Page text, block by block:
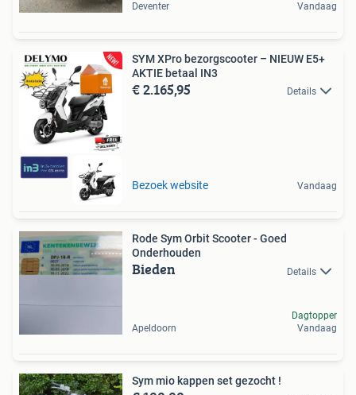
Deventer Vandaag
SYM XPro bezorgscooter – NIEUW E5+
AKTIE betaal IN3
€ 2.165,95 Details
Bezoek website Vandaag
Rode Sym Orbit Scooter - Goed
Onderhouden
Bieden Details
Apeldoorn
Dagtopper
Vandaag
Sym mio kappen set gezocht !